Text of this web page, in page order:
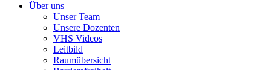
Über uns
Unser Team
Unsere Dozenten
VHS Videos
Leitbild
Raumübersicht